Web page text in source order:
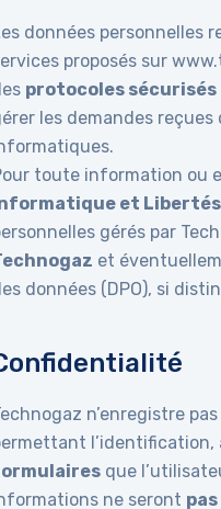
données personnelles
proposés sur
protocoles sécurisés
les demandes
toute information ou
et Libertés
gérés par
et
données (DPO), si
n’enregistre
l’identification,
que
ne seront